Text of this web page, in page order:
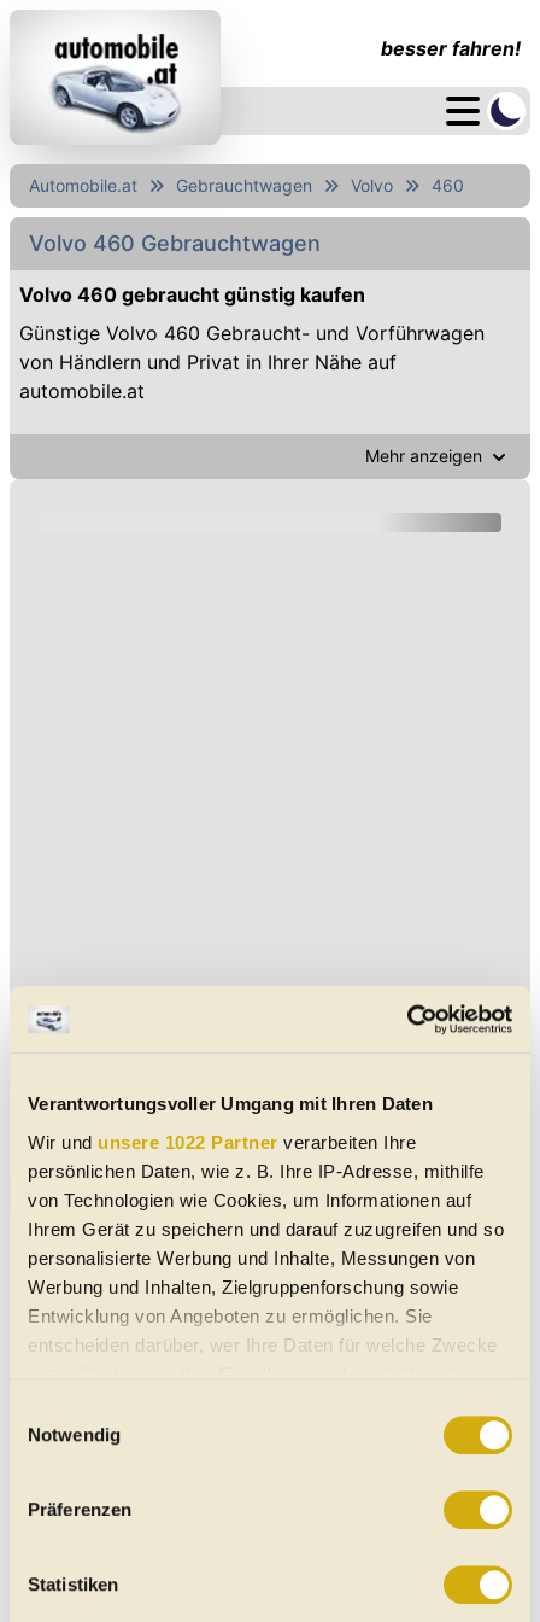
Verantwortungsvoller Umgang mit Ihren Daten
Wir und unsere 1022 Partner verarbeiten Ihre
persönlichen Daten, wie z. B. Ihre IP-Adresse, mithilfe
von Technologien wie Cookies, um Informationen auf
Ihrem Gerät zu speichern und darauf zuzugreifen und so
personalisierte Werbung und Inhalte, Messungen von
Werbung und Inhalten, Zielgruppenforschung sowie
Entwicklung von Angeboten zu ermöglichen. Sie
entscheiden darüber, wer Ihre Daten für welche Zwecke
Trigger Symbol ändern oder widerrufen
Informationen über Ihre geografische Lage erfassen,
Ihr Gerät durch aktives Scannen nach bestimmten
Notwendig
Präferenzen
Statistiken
besser fahren!
Automobile.at Gebrauchtwagen Volvo 460
Volvo 460 Gebrauchtwagen
Volvo 460 gebraucht günstig kaufen
Günstige Volvo 460 Gebraucht- und Vorführwagen
von Händlern und Privat in Ihrer Nähe auf
automobile.at
Mehr anzeigen
Alle Volvo 460 Gebrauchtwagen-Angebote
Immer sofort auf neue,
passende Angebote
hingewiesen werden, denn die
besten Angebote sind
Such-
Agent
starten
Wer kann sich an das schnittige Top-
eine Gedächtnisstütze: Fast vergessene